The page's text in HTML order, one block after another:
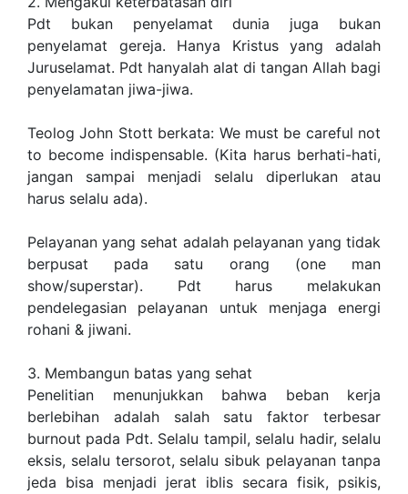
Pdt bukan penyelamat dunia juga bukan
penyelamat gereja. Hanya Kristus yang adalah
Juruselamat. Pdt hanyalah alat di tangan Allah bagi
penyelamatan jiwa-jiwa.
Teolog John Stott berkata: We must be careful not
to become indispensable. (Kita harus berhati-hati,
jangan sampai menjadi selalu diperlukan atau
harus selalu ada).
Pelayanan yang sehat adalah pelayanan yang tidak
berpusat pada satu orang (one man
show/superstar). Pdt harus melakukan
pendelegasian pelayanan untuk menjaga energi
rohani & jiwani.
3. Membangun batas yang sehat
Penelitian menunjukkan bahwa beban kerja
berlebihan adalah salah satu faktor terbesar
burnout pada Pdt. Selalu tampil, selalu hadir, selalu
eksis, selalu tersorot, selalu sibuk pelayanan tanpa
jeda bisa menjadi jerat iblis secara fisik, psikis,